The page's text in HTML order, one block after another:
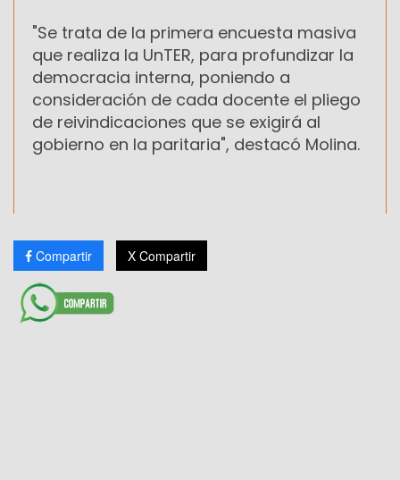
"Se trata de la primera encuesta masiva
que realiza la UnTER, para profundizar la
democracia interna, poniendo a
consideración de cada docente el pliego
de reivindicaciones que se exigirá al
gobierno en la paritaria", destacó Molina.
Compartir X Compartir